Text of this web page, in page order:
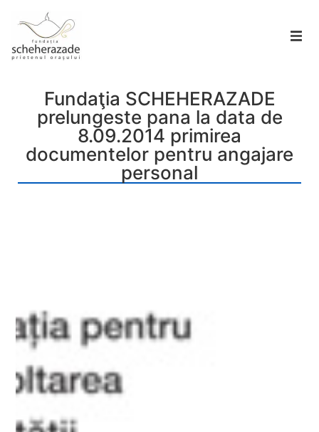
Fundaţia SCHEHERAZADE
prelungeste pana la data de
8.09.2014 primirea
documentelor pentru angajare
personal